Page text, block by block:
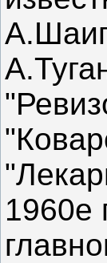
1960е